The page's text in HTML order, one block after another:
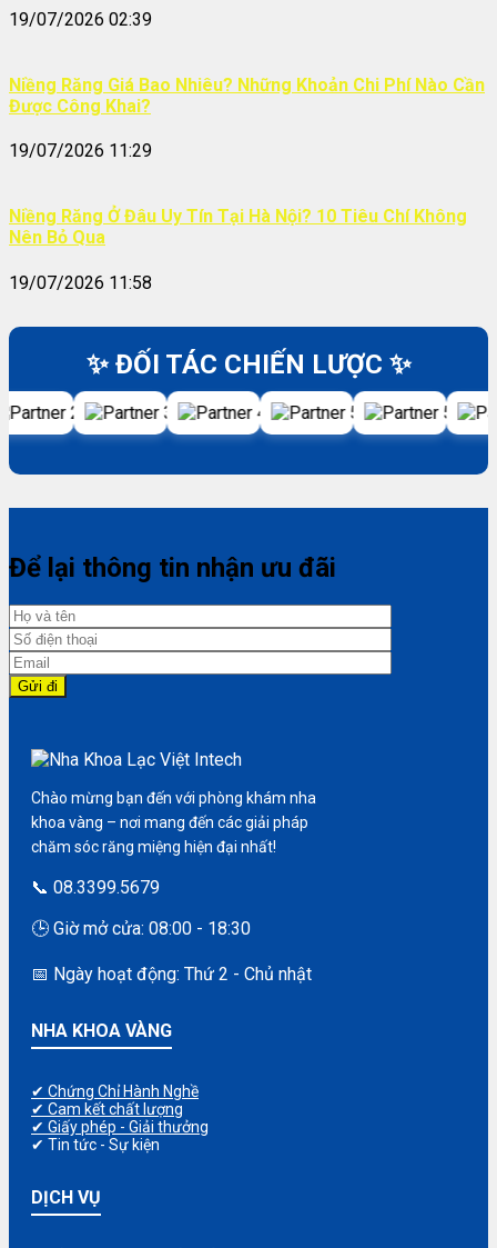
19/07/2026 02:39
Niềng Răng Giá Bao Nhiêu? Những Khoản Chi Phí Nào Cần
Được Công Khai?
19/07/2026 11:29
Niềng Răng Ở Đâu Uy Tín Tại Hà Nội? 10 Tiêu Chí Không
Nên Bỏ Qua
19/07/2026 11:58
✨ ĐỐI TÁC CHIẾN LƯỢC ✨
Để lại thông tin nhận ưu đãi
Chào mừng bạn đến với phòng khám nha
khoa vàng – nơi mang đến các giải pháp
chăm sóc răng miệng hiện đại nhất!
📞 08.3399.5679
🕒 Giờ mở cửa: 08:00 - 18:30
📅 Ngày hoạt động: Thứ 2 - Chủ nhật
NHA KHOA VÀNG
✔ Chứng Chỉ Hành Nghề
✔ Cam kết chất lượng
✔ Giấy phép - Giải thưởng
✔ Tin tức - Sự kiện
DỊCH VỤ